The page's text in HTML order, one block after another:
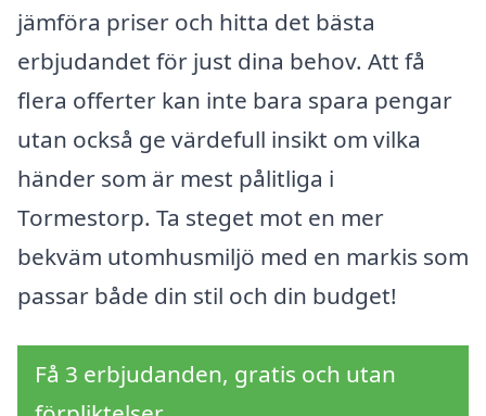
jämföra priser och hitta det bästa
erbjudandet för just dina behov. Att få
flera offerter kan inte bara spara pengar
utan också ge värdefull insikt om vilka
händer som är mest pålitliga i
Tormestorp. Ta steget mot en mer
bekväm utomhusmiljö med en markis som
passar både din stil och din budget!
Få 3 erbjudanden, gratis och utan